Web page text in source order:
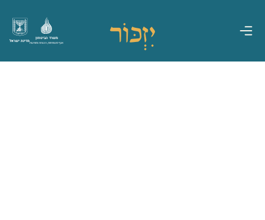
מדינת ישראל
משרד הביטחון
אגף משפחות, הנצחה ומורשת